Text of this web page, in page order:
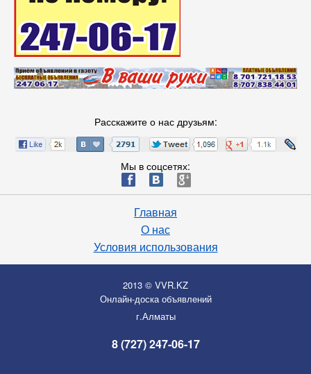
Расскажите о нас друзьям:
Мы в соцсетях:
ä æ è
Главная
О нас
Условия использования
2013 © VVR.KZ
Онлайн-доска объявлений
г.Алматы
8 (727) 247-06-17